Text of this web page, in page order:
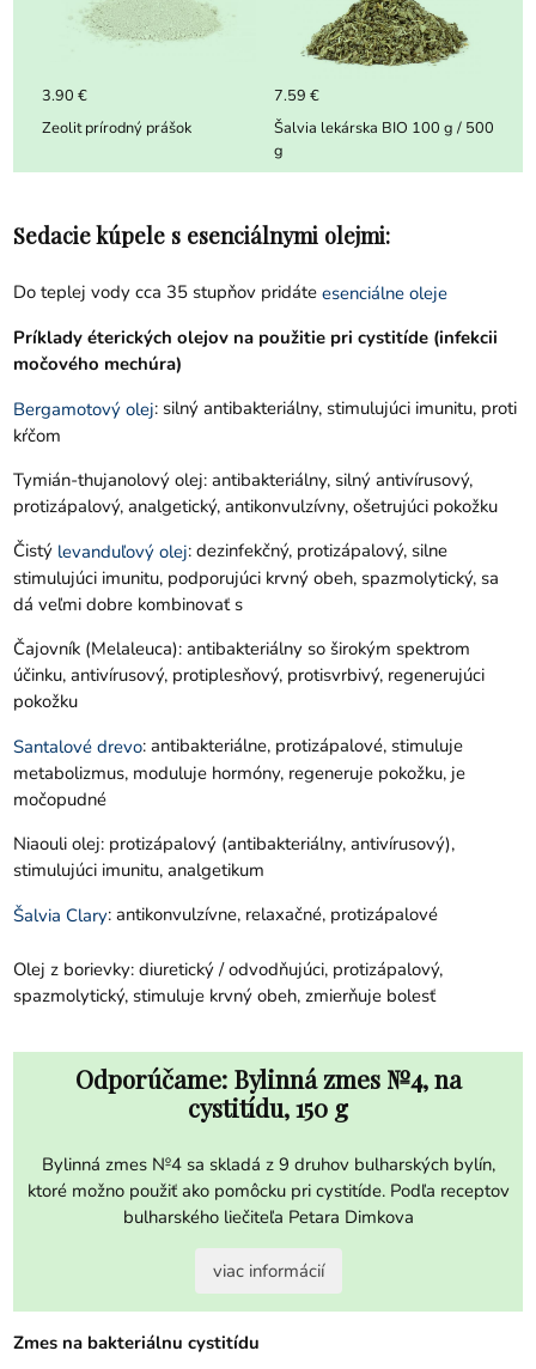
3.90 €
Zeolit prírodný prášok
7.59 €
Šalvia lekárska BIO 100 g / 500
g
Sedacie kúpele s esenciálnymi olejmi:
Do teplej vody cca 35 stupňov pridáteesenciálne oleje
Príklady éterických olejov na použitie pri cystitíde (infekcii
močového mechúra)
Bergamotový olej: silný antibakteriálny, stimulujúci imunitu, proti
kŕčom
Tymián-thujanolový olej: antibakteriálny, silný antivírusový,
protizápalový, analgetický, antikonvulzívny, ošetrujúci pokožku
Čistý levanduľový olej: dezinfekčný, protizápalový, silne
stimulujúci imunitu, podporujúci krvný obeh, spazmolytický, sa
dá veľmi dobre kombinovať s
Čajovník (Melaleuca): antibakteriálny so širokým spektrom
účinku, antivírusový, protiplesňový, protisvrbivý, regenerujúci
pokožku
Santalové drevo: antibakteriálne, protizápalové, stimuluje
metabolizmus, moduluje hormóny, regeneruje pokožku, je
močopudné
Niaouli olej: protizápalový (antibakteriálny, antivírusový),
stimulujúci imunitu, analgetikum
Šalvia Clary: antikonvulzívne, relaxačné, protizápalové
Olej z borievky: diuretický / odvodňujúci, protizápalový,
spazmolytický, stimuluje krvný obeh, zmierňuje bolesť
Odporúčame: Bylinná zmes №4, na
cystitídu, 150 g
Bylinná zmes №4 sa skladá z 9 druhov bulharských bylín,
ktoré možno použiť ako pomôcku pri cystitíde. Podľa receptov
bulharského liečiteľa Petara Dimkova
viac informácií
Zmes na bakteriálnu cystitídu